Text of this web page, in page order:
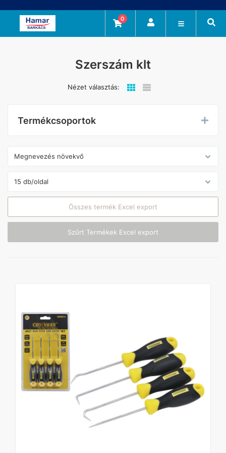
0
Szerszám klt
Nézet választás:
Termékcsoportok
Összes termék Excel export
Szűrt Termékek Excel export